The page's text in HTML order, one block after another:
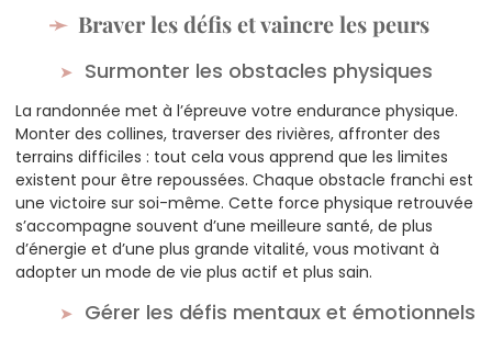
Braver les défis et vaincre les peurs
Surmonter les obstacles physiques
La randonnée met à l’épreuve votre endurance physique.
Monter des collines, traverser des rivières, affronter des
terrains difficiles : tout cela vous apprend que les limites
existent pour être repoussées. Chaque obstacle franchi est
une victoire sur soi-même. Cette force physique retrouvée
s’accompagne souvent d’une meilleure santé, de plus
d’énergie et d’une plus grande vitalité, vous motivant à
adopter un mode de vie plus actif et plus sain.
Gérer les défis mentaux et émotionnels